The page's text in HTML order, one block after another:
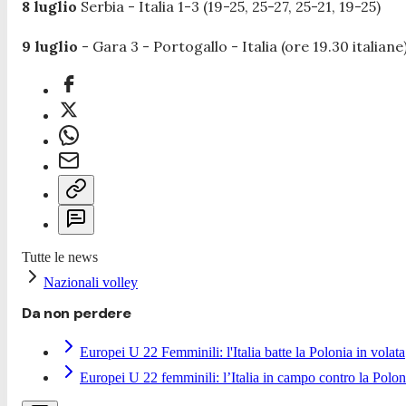
8 luglio Serbia - Italia 1-3 (19-25, 25-27, 25-21, 19-25)
9 luglio - Gara 3 - Portogallo - Italia (ore 19.30
Tutte le news
Nazionali volley
Da non perdere
Europei U 22 Femminili: l'Italia batte la Polonia in volata
Europei U 22 femminili: l’Italia in campo contro la